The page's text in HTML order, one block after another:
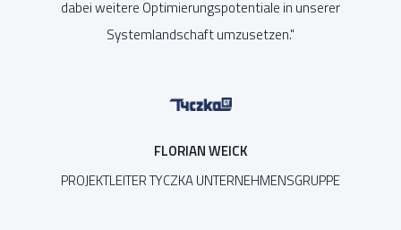
dabei weitere Optimierungspotentiale in unserer
Systemlandschaft umzusetzen."
FLORIAN WEICK
PROJEKTLEITER TYCZKA UNTERNEHMENSGRUPPE